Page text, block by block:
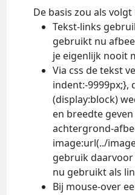
De basis zou als
Tekst-links
gebruikt nu
je eigenlijk nooit
Via css de tekst
indent:-9999px;},
(display:block)
en breedte
achtergrond-
image:url(../
gebruik
nu gebruikt als
Bij mouse-over